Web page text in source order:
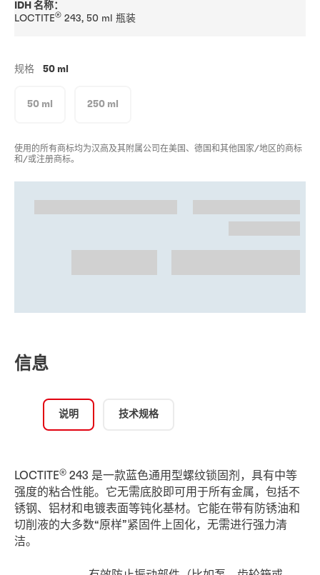
IDH 名称：
LOCTITE® 243, 50 ml 瓶装
规格 50 ml
50 ml 250 ml
使用的所有商标均为汉高及其附属公司在美国、德国和其他国家/地区的商标
和/或注册商标。
信息
说明 技术规格
LOCTITE® 243 是一款蓝色通用型螺纹锁固剂，具有中等
强度的粘合性能。它无需底胶即可用于所有金属，包括不
锈钢、铝材和电镀表面等钝化基材。它能在带有防锈油和
切削液的大多数“原样”紧固件上固化，无需进行强力清
洁。